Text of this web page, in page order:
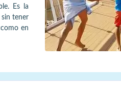
Es la
tener
en